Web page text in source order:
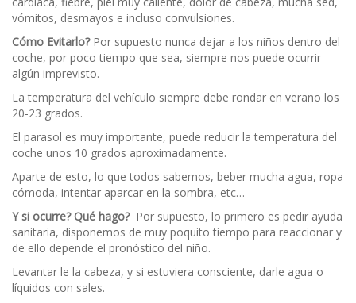
vómitos, desmayos e incluso convulsiones.
Cómo Evitarlo? Por supuesto nunca dejar a los niños dentro del
coche, por poco tiempo que sea, siempre nos puede ocurrir
algún imprevisto.
La temperatura del vehículo siempre debe rondar en verano los
20-23 grados.
El parasol es muy importante, puede reducir la temperatura del
coche unos 10 grados aproximadamente.
Aparte de esto, lo que todos sabemos, beber mucha agua, ropa
cómoda, intentar aparcar en la sombra, etc…
Y si ocurre? Qué hago? Por supuesto, lo primero es pedir ayuda
sanitaria, disponemos de muy poquito tiempo para reaccionar y
de ello depende el pronóstico del niño.
Levantar le la cabeza, y si estuviera consciente, darle agua o
líquidos con sales.